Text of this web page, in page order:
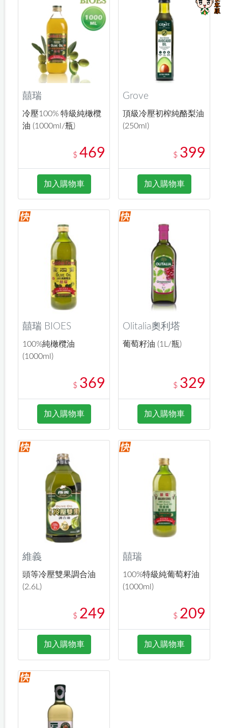
囍瑞
冷壓100% 特級純橄欖
油 (1000ml/瓶)
$ 469
加入購物車
Grove
頂級冷壓初榨純酪梨油
(250ml)
$ 399
加入購物車
囍瑞 BIOES
100%純橄欖油
(1000ml)
$ 369
加入購物車
Olitalia奧利塔
葡萄籽油 (1L/瓶)
$ 329
加入購物車
維義
頭等冷壓雙果調合油
(2.6L)
$ 249
加入購物車
囍瑞
100%特級純葡萄籽油
(1000ml)
$ 209
加入購物車